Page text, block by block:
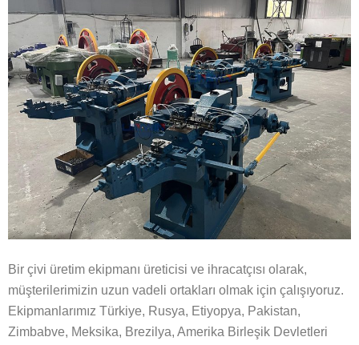
Bir çivi üretim ekipmanı üreticisi ve ihracatçısı olarak,
müşterilerimizin uzun vadeli ortakları olmak için çalışıyoruz.
Ekipmanlarımız Türkiye, Rusya, Etiyopya, Pakistan,
Zimbabve, Meksika, Brezilya, Amerika Birleşik Devletleri